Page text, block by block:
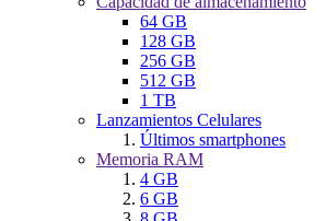
64 GB
128 GB
256 GB
512 GB
1 TB
Lanzamientos Celulares
Últimos smartphones
Memoria RAM
4 GB
6 GB